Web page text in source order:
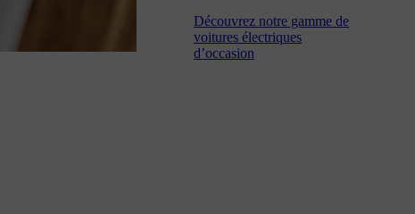
Découvrez notre gamme de
voitures électriques
d’occasion